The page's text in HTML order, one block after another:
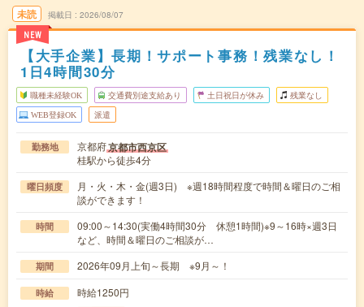
未読
NEW
掲載日 2026/08/07
【大手企業】長期！サポート事務！残業なし！
1日4時間30分
職種未経験OK 交通費別途支給あり 土日祝日が休み 残業なし
WEB登録OK 派遣
勤務地 京都府京都市西京区
桂駅から徒歩4分
曜日頻度
月・火・木・金(週3日) ※週18時間程度で時間＆曜日のご相
談ができます！
時間
09:00～14:30(実働4時間30分 休憩1時間)※9～16時×週3日
など、時間＆曜日のご相談が…
期間 2026年09月上旬～長期 ※9月～！
時給 時給1250円